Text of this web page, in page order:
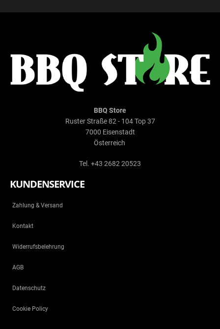
BBQ Store
Ruster Straße 82 - 104 Top 37
7000 Eisenstadt
Österreich
Tel. +43 2682 20523
KUNDENSERVICE
Zahlung & Versand
Kontakt
Widerrufsbelehrung
AGB
Datenschutz
Cookie Policy